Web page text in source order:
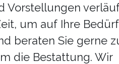
Vorstellungen
um auf Ihre
beraten Sie gerne
die Bestattung. Wir